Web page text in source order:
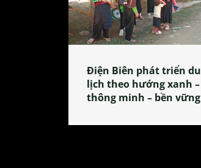
Điện Biên phát triển du
lịch theo hướng xanh –
thông minh – bền vững